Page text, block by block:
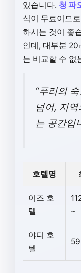
있습니다. 청 파
식이 무료이므
하시는 것이 좋
인데, 대부분 20
는 비교할 수 없
“푸리의
넘어, 지
는 공간입
호텔명
이즈 호
텔
~
야디 호
텔